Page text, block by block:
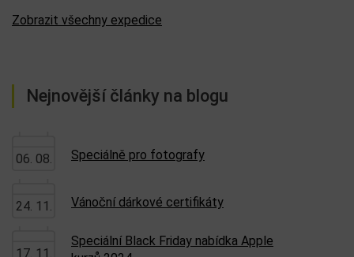
Zobrazit všechny expedice
Nejnovější články na blogu
06. 08. Speciálně pro fotografy
24. 11. Vánoční dárkové certifikáty
17. 11.
Speciální Black Friday nabídka Apple